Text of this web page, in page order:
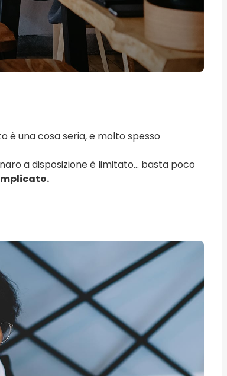
è una cosa seria, e molto spesso
a disposizione è limitato… basta poco